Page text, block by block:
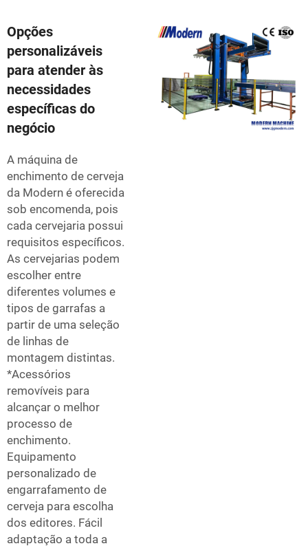
Opções
personalizáveis
para atender às
necessidades
específicas do
negócio
A máquina de
enchimento de cerveja
da Modern é oferecida
sob encomenda, pois
cada cervejaria possui
requisitos específicos.
As cervejarias podem
escolher entre
diferentes volumes e
tipos de garrafas a
partir de uma seleção
de linhas de
montagem distintas.
*Acessórios
removíveis para
alcançar o melhor
processo de
enchimento.
Equipamento
personalizado de
engarrafamento de
cerveja para escolha
dos editores. Fácil
adaptação a toda a